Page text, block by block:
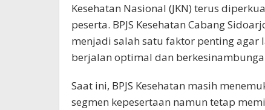
Kesehatan Nasional (JKN) terus
peserta. BPJS Kesehatan Cabang
menjadi salah satu faktor penting agar
berjalan optimal dan
Saat ini, BPJS Kesehatan masih
segmen kepesertaan namun tetap